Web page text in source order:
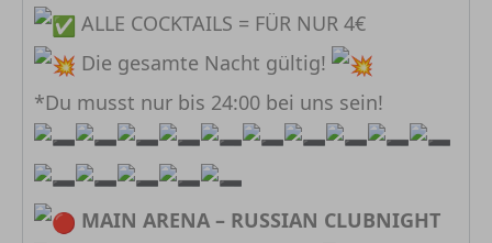
ALLE COCKTAILS = FÜR NUR 4€⠀
Die gesamte Nacht gültig!
*Du musst nur bis 24:00 bei uns sein!
MAIN ARENA – RUSSIAN CLUBNIGHT